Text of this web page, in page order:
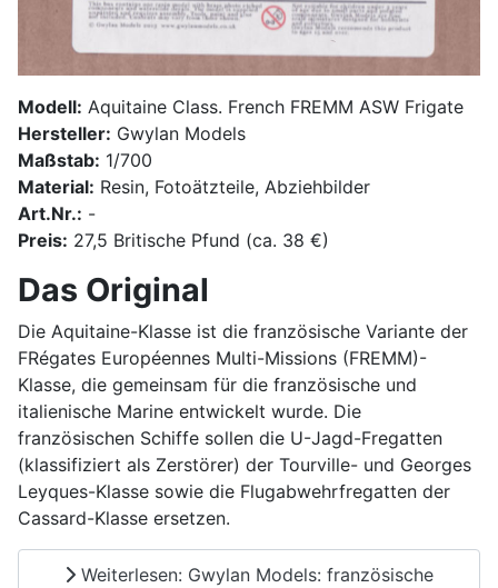
Modell: Aquitaine Class. French FREMM ASW Frigate
Hersteller: Gwylan Models
Maßstab: 1/700
Material: Resin, Fotoätzteile, Abziehbilder
Art.Nr.: -
Preis: 27,5 Britische Pfund (ca. 38 €)
Das Original
Die Aquitaine-Klasse ist die französische Variante der
FRégates Européennes Multi-Missions (FREMM)-
Klasse, die gemeinsam für die französische und
italienische Marine entwickelt wurde. Die
französischen Schiffe sollen die U-Jagd-Fregatten
(klassifiziert als Zerstörer) der Tourville- und Georges
Leyques-Klasse sowie die Flugabwehrfregatten der
Cassard-Klasse ersetzen.
Weiterlesen: Gwylan Models: französische